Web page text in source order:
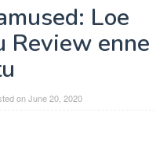
Loe
Review enne
onJune 20, 2020